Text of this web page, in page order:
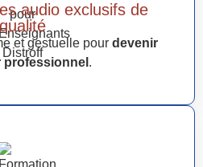
audio exclusifs de
qualité
et gestuelle pour devenir
professionnel .